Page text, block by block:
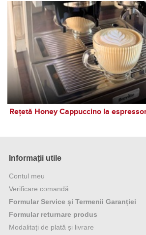
Rețetă Honey Cappuccino la
Informații utile
Contul meu
Verificare comandă
Formular Service și Termenii Garanției
Formular returnare produs
Modalitați de plată și livrare